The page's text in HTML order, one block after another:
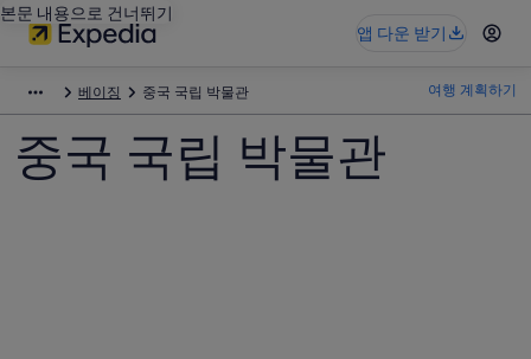
본문 내용으로 건너뛰기
앱 다운 받기
베이징 중국 국립 박물관 여행 계획하기
중국 국립 박물관